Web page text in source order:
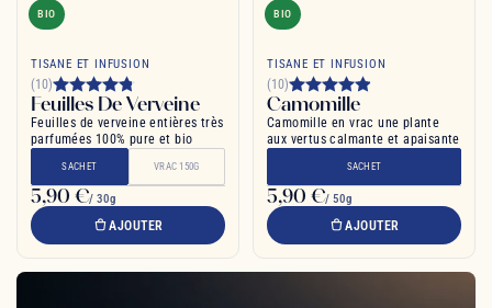
BIO
TISANE ET INFUSION
(10)
Feuilles De Verveine
Feuilles de verveine entières très
parfumées 100% pure et bio
SACHET VRAC 150G
5,90 €/ 30g
AJOUTER
BIO
TISANE ET INFUSION
(10)
Camomille
Camomille en vrac une plante
aux vertus calmante et apaisante
SACHET
5,90 €/ 50g
AJOUTER